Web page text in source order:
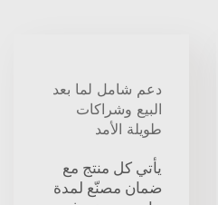
دعم شامل لما بعد
البيع وشراكات
طويلة الأمد
يأتي كل منتج مع
ضمان مصنّع لمدة